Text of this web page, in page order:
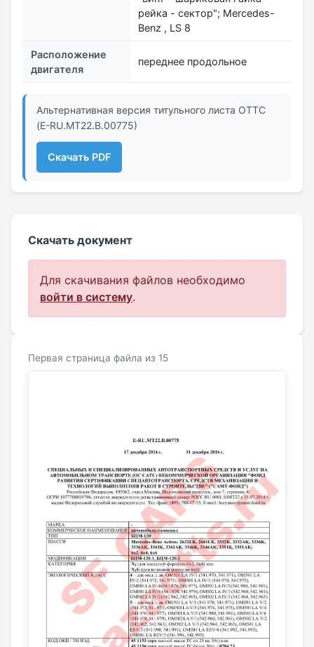
рейка - сектор"; Mercedes-
Benz , LS 8
Расположение
двигателя
переднее продольное
Альтернативная версия титульного листа ОТТС
(E-RU.MT22.В.00775)
Скачать PDF
Скачать документ
Для скачивания файлов необходимо
войти в систему.
Первая страница файла из 15